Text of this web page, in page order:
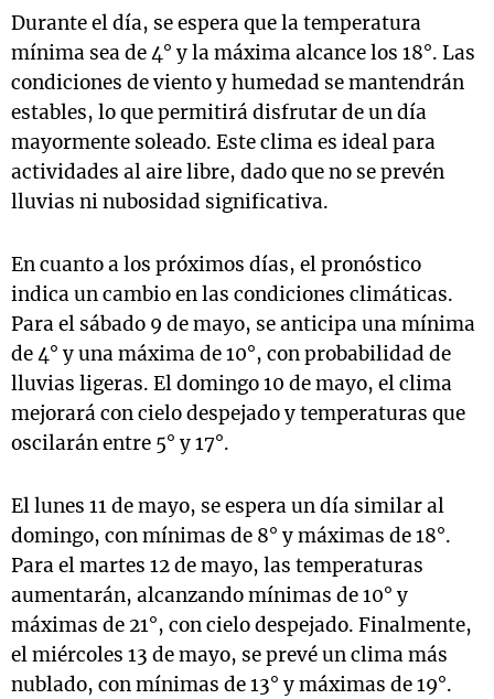
Durante el día, se espera que la temperatura
mínima sea de 4° y la máxima alcance los 18°. Las
condiciones de viento y humedad se mantendrán
estables, lo que permitirá disfrutar de un día
mayormente soleado. Este clima es ideal para
actividades al aire libre, dado que no se prevén
lluvias ni nubosidad significativa.
En cuanto a los próximos días, el pronóstico
indica un cambio en las condiciones climáticas.
Para el sábado 9 de mayo, se anticipa una mínima
de 4° y una máxima de 10°, con probabilidad de
lluvias ligeras. El domingo 10 de mayo, el clima
mejorará con cielo despejado y temperaturas que
oscilarán entre 5° y 17°.
El lunes 11 de mayo, se espera un día similar al
domingo, con mínimas de 8° y máximas de 18°.
Para el martes 12 de mayo, las temperaturas
aumentarán, alcanzando mínimas de 10° y
máximas de 21°, con cielo despejado. Finalmente,
el miércoles 13 de mayo, se prevé un clima más
nublado, con mínimas de 13° y máximas de 19°.